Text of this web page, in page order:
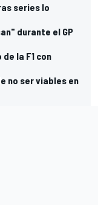
series lo
durante el GP
la F1 con
no ser viables en